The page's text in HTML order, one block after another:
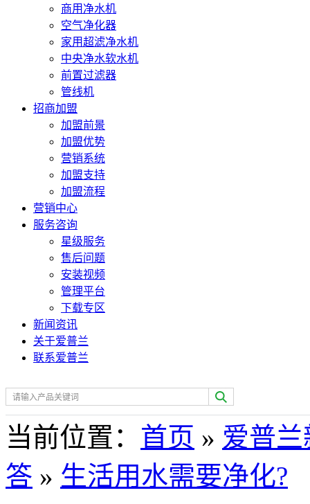
商用净水机
空气净化器
家用超滤净水机
中央净水软水机
前置过滤器
管线机
招商加盟
加盟前景
加盟优势
营销系统
加盟支持
加盟流程
营销中心
服务咨询
星级服务
售后问题
安装视频
管理平台
下载专区
新闻资讯
关于爱普兰
联系爱普兰
热门关键词： 空气净化
当前位置 ： 首页 » 爱普
答 » 生活用水需要净化?